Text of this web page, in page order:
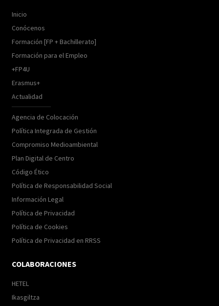
Inicio
Conócenos
Formación [FP + Bachillerato]
Formación para el Empleo
+FP4U
Erasmus+
Actualidad
Agencia de Colocación
Política Integrada de Gestión
Compromiso Medioambiental
Plan Digital de Centro
Código Ético
Política de Responsabilidad Social
Información Legal
Política de Privacidad
Política de Cookies
Política de Privacidad en RRSS
COLABORACIONES
HETEL
Ikasgiltza